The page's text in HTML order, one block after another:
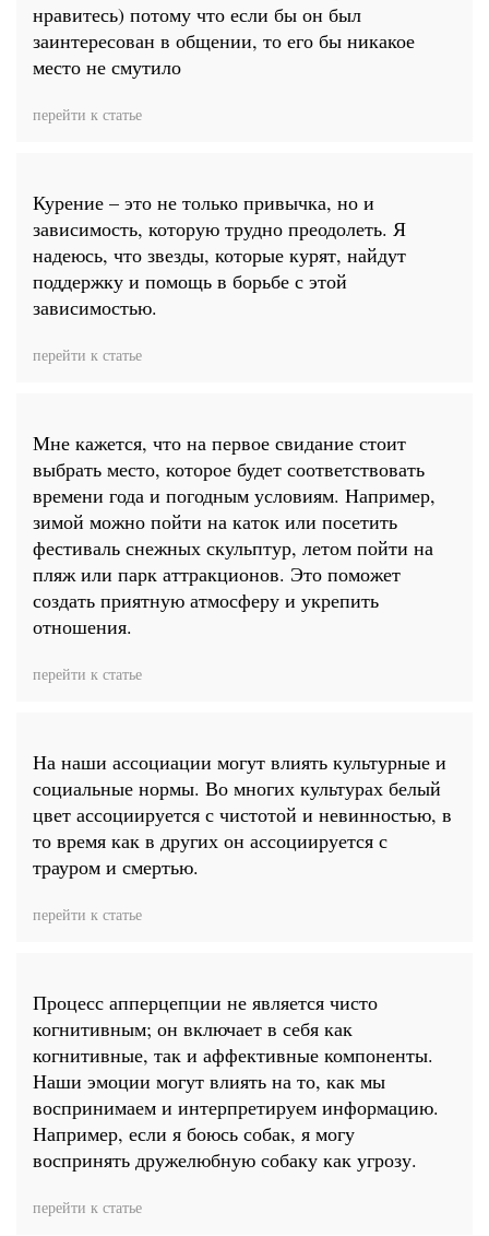
нравитесь) потому что если бы он был
заинтересован в общении, то его бы никакое
место не смутило
перейти к статье
Курение – это не только привычка, но и
зависимость, которую трудно преодолеть. Я
надеюсь, что звезды, которые курят, найдут
поддержку и помощь в борьбе с этой
зависимостью.
перейти к статье
Мне кажется, что на первое свидание стоит
выбрать место, которое будет соответствовать
времени года и погодным условиям. Например,
зимой можно пойти на каток или посетить
фестиваль снежных скульптур, летом пойти на
пляж или парк аттракционов. Это поможет
создать приятную атмосферу и укрепить
отношения.
перейти к статье
На наши ассоциации могут влиять культурные и
социальные нормы. Во многих культурах белый
цвет ассоциируется с чистотой и невинностью, в
то время как в других он ассоциируется с
трауром и смертью.
перейти к статье
Процесс апперцепции не является чисто
когнитивным; он включает в себя как
когнитивные, так и аффективные компоненты.
Наши эмоции могут влиять на то, как мы
воспринимаем и интерпретируем информацию.
Например, если я боюсь собак, я могу
воспринять дружелюбную собаку как угрозу.
перейти к статье